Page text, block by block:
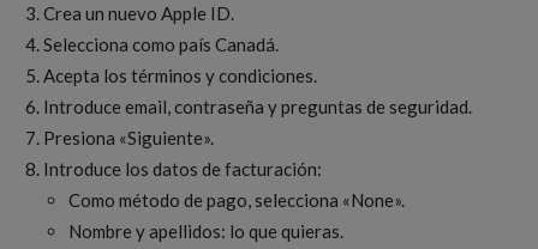
Crea un nuevo Apple ID.
Selecciona como país Canadá.
Acepta los términos y condiciones.
Introduce email, contraseña y preguntas de seguridad.
Presiona «Siguiente».
Introduce los datos de facturación:
Como método de pago, selecciona «None».
Nombre y apellidos: lo que quieras.